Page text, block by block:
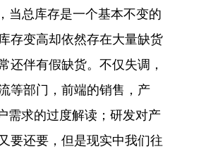
当总库存是一个基本不变的
存变高却依然存在大量缺货
还伴有假缺货。不仅失调，
等部门，前端的销售，产
需求的过度解读；研发对产
要还要，但是现实中我们往